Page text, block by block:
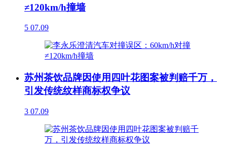
≠120km/h撞墙
5 07.09
苏州茶饮品牌因使用四叶花图案被判赔千万，
引发传统纹样商标权争议
3 07.09